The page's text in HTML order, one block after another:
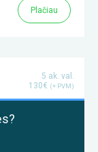
Plačiau
5 ak. val.
130€ (+ PVM)